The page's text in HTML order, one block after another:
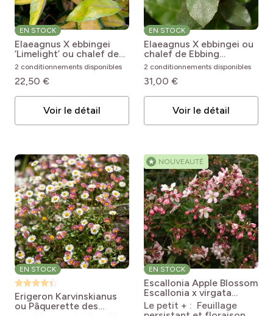
EN STOCK
Elaeagnus X ebbingei
‘Limelight’ ou chalef de
Ebbing panaché
Elaeagnus ebbingei
Limelight
2 conditionnements disponibles
22,50 €
Voir le détail
EN STOCK
Elaeagnus X ebbingei ou
chalef de Ebbing
Elaeagnus ebbingei
2 conditionnements disponibles
31,00 €
Voir le détail
EN STOCK
Erigeron Karvinskianus
ou Pâquerette des
★ NOUVEAUTÉ
EN STOCK
Escallonia Apple Blossom
Escallonia x virgata
Apple Blossom
Le petit + : Feuillage